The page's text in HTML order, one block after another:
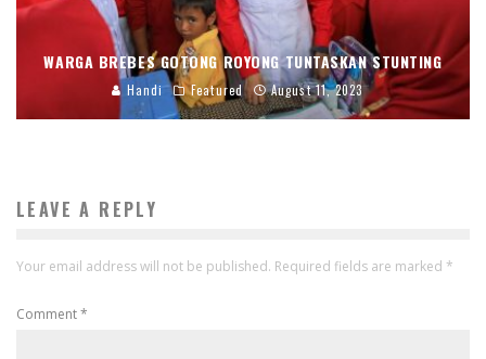
WARGA BREBES GOTONG ROYONG TUNTASKAN STUNTING
Handi Featured August 11, 2023
LEAVE A REPLY
Your email address will not be published. Required fields are marked *
Comment*